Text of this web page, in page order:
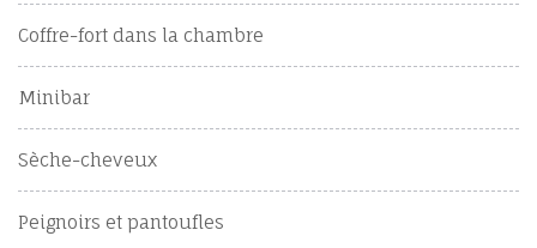
Coffre-fort dans la chambre
Minibar
Sèche-cheveux
Peignoirs et pantoufles